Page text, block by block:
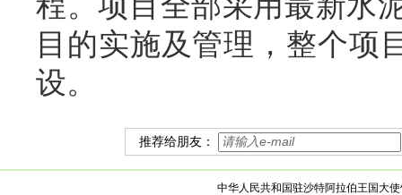
目的实施及管理，整个项
设。
推荐给朋友：
中华人民共和国驻沙特阿拉伯王国大使